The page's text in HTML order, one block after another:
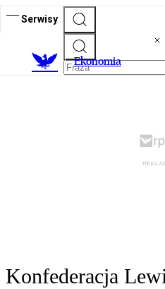
Serwisy
Ekonomia
Konfederacja